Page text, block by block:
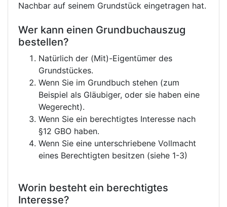
Nachbar auf seinem Grundstück eingetragen hat.
Wer kann einen Grundbuchauszug
bestellen?
Natürlich der (Mit)-Eigentümer des
Grundstückes.
Wenn Sie im Grundbuch stehen (zum
Beispiel als Gläubiger, oder sie haben eine
Wegerecht).
Wenn Sie ein berechtigtes Interesse nach
§12 GBO haben.
Wenn Sie eine unterschriebene Vollmacht
eines Berechtigten besitzen (siehe 1-3)
Worin besteht ein berechtigtes
Interesse?